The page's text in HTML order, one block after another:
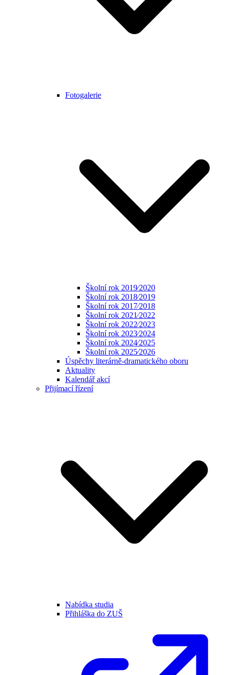
Fotogalerie
Školní rok 2019⁄2020
Školní rok 2018⁄2019
Školní rok 2017⁄2018
Školní rok 2021⁄2022
Školní rok 2022⁄2023
Školní rok 2023⁄2024
Školní rok 2024⁄2025
Školní rok 2025⁄2026
Úspěchy literárně-dramatického oboru
Aktuality
Kalendář akcí
Přijímací řízení
Nabídka studia
Přihláška do ZUŠ